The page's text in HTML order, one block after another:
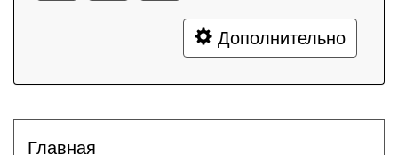
Дополнительно
Главная